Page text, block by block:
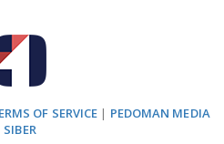
OF SERVICE | PEDOMAN MEDIA
SIBER